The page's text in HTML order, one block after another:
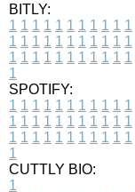
BITLY:
1 1 1 1 1 1 1 1 1 1 1
1 1 1 1 1 1 1 1 1 1 1
1 1 1 1 1 1 1 1 1 1 1
1
SPOTIFY:
1 1 1 1 1 1 1 1 1 1 1
1 1 1 1 1 1 1 1 1 1 1
1 1 1 1 1 1 1 1 1 1 1
1
CUTTLY BIO:
1